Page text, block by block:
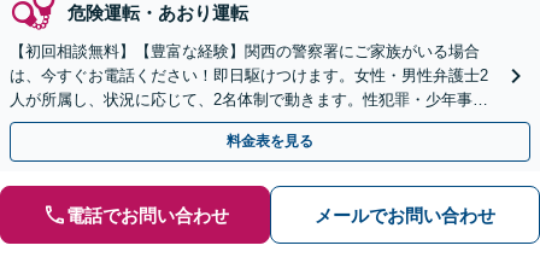
危険運転・あおり運転
【初回相談無料】【豊富な経験】関西の警察署にご家族がいる場合
は、今すぐお電話ください！即日駆けつけます。女性・男性弁護士2
人が所属し、状況に応じて、2名体制で動きます。性犯罪・少年事件
など【完全個室】【休日・夜間は要相談】【丸太町駅3分】
料金表を見る
電話でお問い合わせ メールでお問い合わせ